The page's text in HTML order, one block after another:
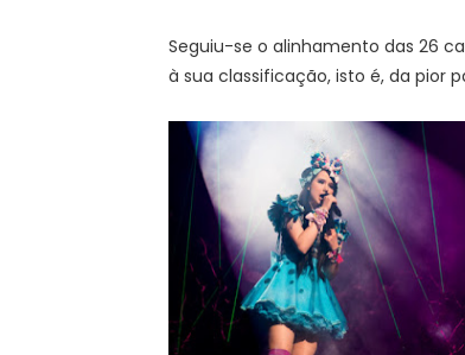
Seguiu-se o alinhamento das 26
à sua classificação, isto é, da pior